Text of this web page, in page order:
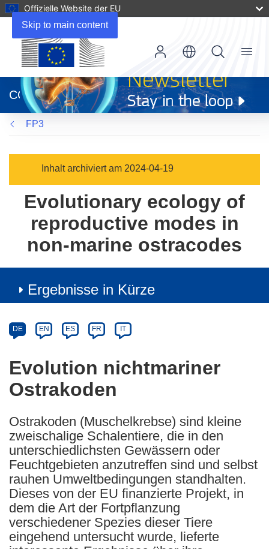
Skip to main content
Offizielle Website der EU
neuem
Fenster)
CORDIS
Menu
FP3
Inhalt archiviert am 2024-04-19
Evolutionary ecology of
reproductive modes in
non-marine ostracodes
Ergebnisse in Kürze
Category
Article
available
the
following
languages:
DE EN ES FR IT
Evolution nichtmariner
Ostrakoden
Ostrakoden (Muschelkrebse) sind kleine
zweischalige Schalentiere, die in den
unterschiedlichsten Gewässern oder
Feuchtgebieten anzutreffen sind und selbst
rauhen Umweltbedingungen standhalten.
Dieses von der EU finanzierte Projekt, in
dem die Art der Fortpflanzung
verschiedener Spezies dieser Tiere
eingehend untersucht wurde, lieferte